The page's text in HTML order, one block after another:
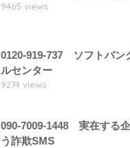
9465 views
0120-919-737 ソフトバン
ルセンター
9274 views
090-7009-1448 実在する
う詐欺SMS